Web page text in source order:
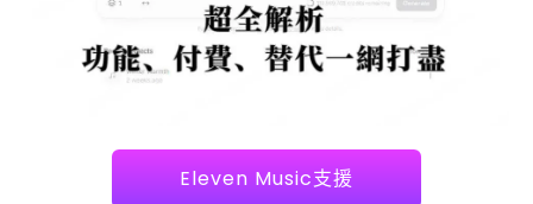
Eleven Music支援